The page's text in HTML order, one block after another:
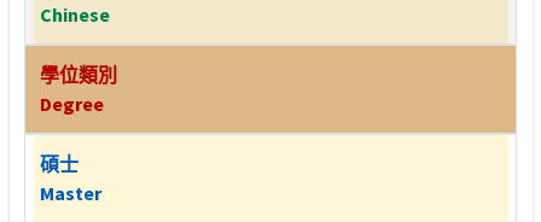
Chinese
學位類別
Degree
碩士
Master